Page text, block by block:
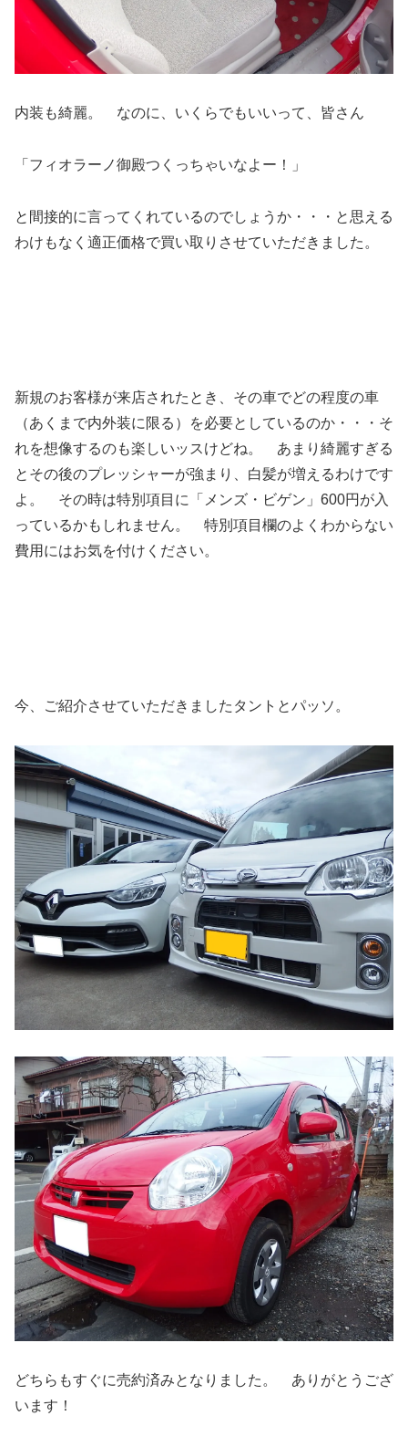
内装も綺麗。 なのに、いくらでもいいって、皆さん
「フィオラーノ御殿つくっちゃいなよー！」
と間接的に言ってくれているのでしょうか・・・と思える
わけもなく適正価格で買い取りさせていただきました。
新規のお客様が来店されたとき、その車でどの程度の車
（あくまで内外装に限る）を必要としているのか・・・そ
れを想像するのも楽しいッスけどね。 あまり綺麗すぎる
とその後のプレッシャーが強まり、白髪が増えるわけです
よ。 その時は特別項目に「メンズ・ビゲン」600円が入
っているかもしれません。 特別項目欄のよくわからない
費用にはお気を付けください。
今、ご紹介させていただきましたタントとパッソ。
どちらもすぐに売約済みとなりました。 ありがとうござ
います！